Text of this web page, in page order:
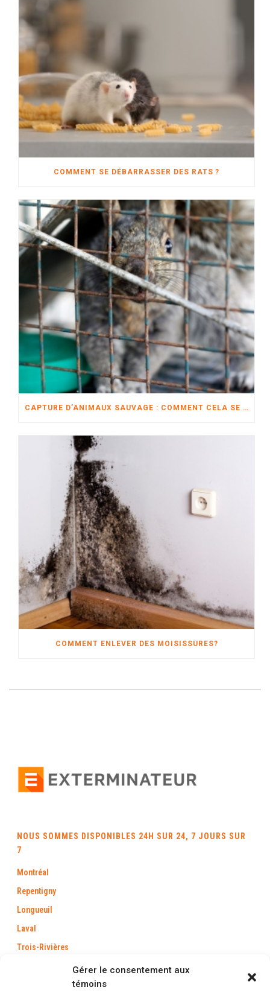
Gérer le consentement aux
témoins
COMMENT SE DÉBARRASSER DES RATS ?
CAPTURE D’ANIMAUX SAUVAGE : COMMENT CELA SE DÉROULE?
COMMENT ENLEVER DES MOISISSURES?
NOUS SOMMES DISPONIBLES 24H SUR 24, 7 JOURS SUR
7
Montréal
Repentigny
Longueuil
Laval
Trois-Rivières